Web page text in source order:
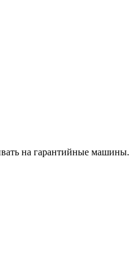
на гарантийные машины.